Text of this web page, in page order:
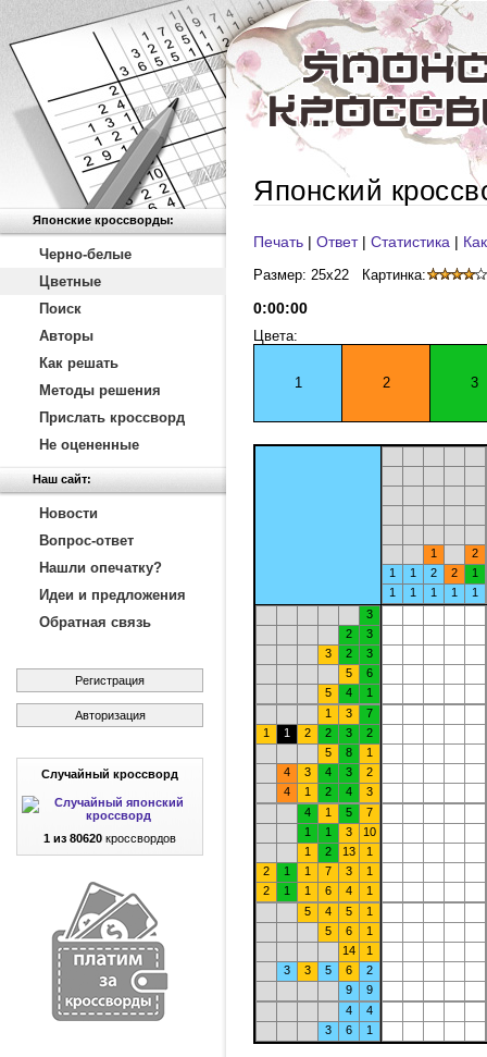
Японские кроссворды:
Черно-белые
Цветные
Поиск
Авторы
Как решать
Методы решения
Прислать кроссворд
Не оцененные
Наш сайт:
Новости
Вопрос-ответ
Нашли опечатку?
Идеи и предложения
Обратная связь
Регистрация
Авторизация
Случайный кроссворд
1 из 80620 кроссвордов
Японский
Печать | Ответ| Статистика |
Размер: 25x22 Картинка:
0:00:00
Цвета:
1 2 3
1
2
1
1 2 2
1
1
1 1 1
1
3
2
3
3
2
3
5
6
5
4
1
1
3
7
1
1 2 2 3
2
5
8
1
4
3 4 3
2
4
1 2 4
3
4
1 5
7
1
1 3
10
1
2 13
1
2
1 1 7 3
1
2
1 1 6 4
1
5
4 5
1
5
6
1
14
1
3
3 5 6
2
9
9
4
4
3
6 1